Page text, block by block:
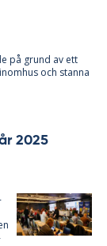
på grund av ett
och stan­na
2025